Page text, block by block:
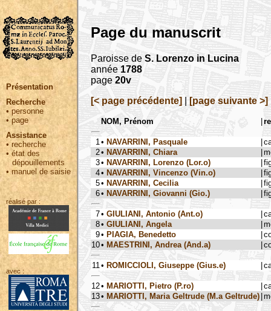
Présentation
Recherche
• personne
•page
Assistance
• recherche
•état des
dépouillements
•manuel de saisie
réalisé par :
avec :
Page du manuscrit
Paroisse de S. Lorenzo in Lucina
année 1788
page 20v
[< page précédente]
[page suivante >]
NOM, Prénom
1 • NAVARRINI, Pasquale
2• NAVARRINI, Chiara
3• NAVARRINI, Lorenzo (Lor.o)
4• NAVARRINI, Vincenzo (Vin.o)
5• NAVARRINI, Cecilia
6• NAVARRINI, Giovanni (Gio.)
7• GIULIANI, Antonio (Ant.o)
8• GIULIANI, Angela
9• PIAGIA, Benedetto
10• MAESTRINI, Andrea (And.a)
11 • ROMICCIOLI, Giuseppe (Gius.e)
12• MARIOTTI, Pietro (P.ro)
13• MARIOTTI, Maria Geltrude (M.a Geltrude)